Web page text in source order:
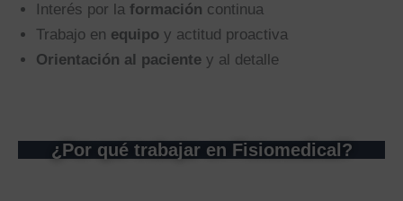
Interés por la formación continua
Trabajo en equipo y actitud proactiva
Orientación al paciente y al detalle
¿Por qué trabajar en Fisiomedical?